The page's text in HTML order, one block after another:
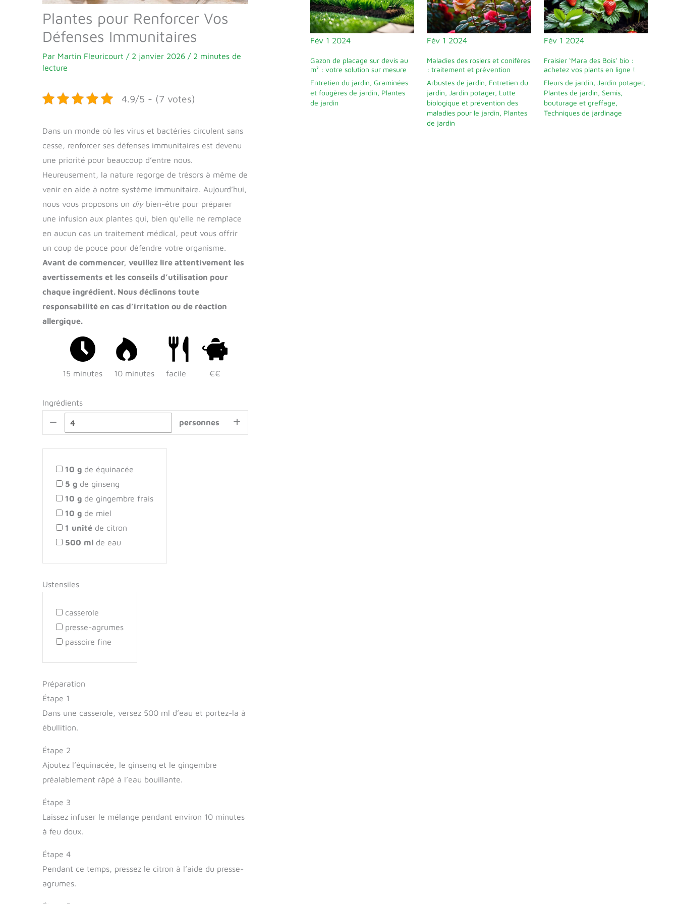
Plantes pour Renforcer Vos
Défenses Immunitaires
Par Martin Fleuricourt / 2 janvier 2026 / 2 minutes de
lecture
4.9/5 - (7 votes)
Dans un monde où les virus et bactéries circulent sans
cesse, renforcer ses défenses immunitaires est devenu
une priorité pour beaucoup d’entre nous.
Heureusement, la nature regorge de trésors à même de
venir en aide à notre système immunitaire. Aujourd’hui,
nous vous proposons un diybien-être pour préparer
une infusion aux plantes qui, bien qu’elle ne remplace
en aucun cas un traitement médical, peut vous offrir
un coup de pouce pour défendre votre organisme.
Avant de commencer, veuillez lire attentivement les
avertissements et les conseils d’utilisation pour
chaque ingrédient. Nous déclinons toute
responsabilité en cas d’irritation ou de réaction
allergique.
15 minutes 10 minutes facile €€
Ingrédients
personnes
10 g de équinacée
5 g de ginseng
10 g de gingembre frais
10 g de miel
1 unité de citron
500 ml de eau
Ustensiles
casserole
presse-agrumes
passoire fine
Préparation
Étape 1
Dans une casserole, versez 500 ml d’eau et portez-la à
ébullition.
Étape 2
Ajoutez l’équinacée, le ginseng et le gingembre
préalablement râpé à l’eau bouillante.
Étape 3
Laissez infuser le mélange pendant environ 10 minutes
à feu doux.
Étape 4
Pendant ce temps, pressez le citron à l’aide du presse-
agrumes.
Fév 1 2024
Gazon de placage sur devis au
m² : votre solution sur mesure
Entretien du jardin, Graminées
et fougères de jardin, Plantes
de jardin
Fév 1 2024
Maladies des rosiers et conifères
: traitement et prévention
Arbustes de jardin, Entretien du
jardin,Jardin potager, Lutte
biologique et prévention des
maladies pour le jardin, Plantes
de jardin
Fév 1 2024
Fraisier ‘Mara des Bois’ bio :
achetez vos plants en ligne !
Fleurs de jardin, Jardin potager,
Plantes de jardin, Semis,
bouturage et greffage,
Techniques de jardinage